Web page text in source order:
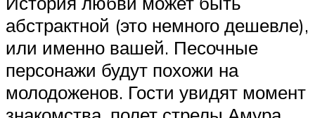
абстрактной (это немного дешевле),
или именно вашей. Песочные
персонажи будут похожи на
молодоженов. Гости увидят момент